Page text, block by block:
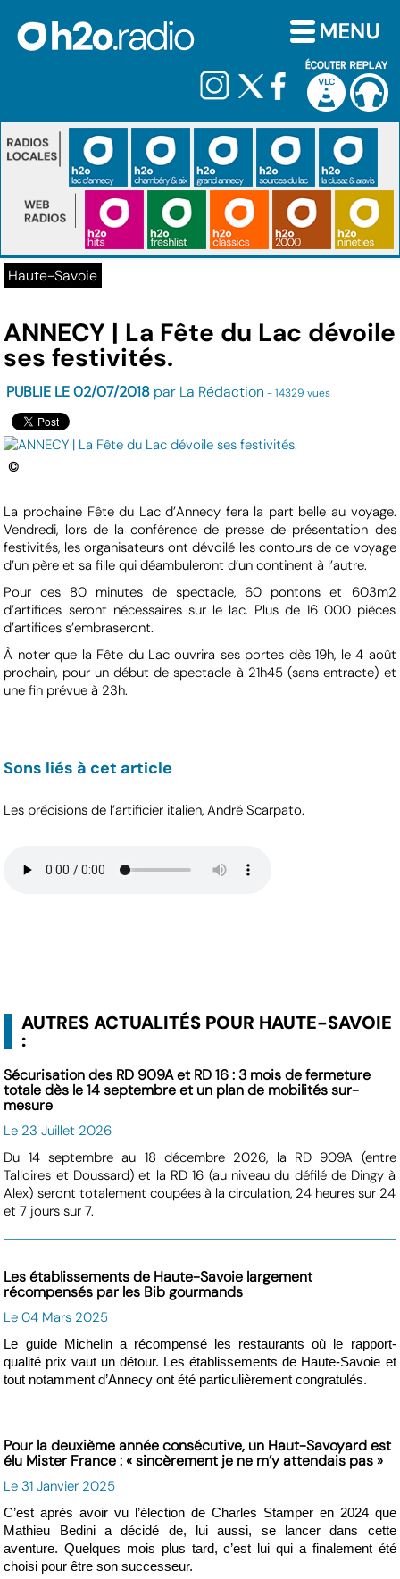
Haute-Savoie
ANNECY | La Fête du Lac dévoile
ses festivités.
PUBLIE LE 02/07/2018 par La Rédaction - 14329 vues
©
La prochaine Fête du Lac d’Annecy fera la part belle au voyage.
Vendredi, lors de la conférence de presse de présentation des
festivités, les organisateurs ont dévoilé les contours de ce voyage
d’un père et sa fille qui déambuleront d’un continent à l’autre.
Pour ces 80 minutes de spectacle, 60 pontons et 603m2
d’artifices seront nécessaires sur le lac. Plus de 16 000 pièces
d’artifices s’embraseront.
À noter que la Fête du Lac ouvrira ses portes dès 19h, le 4 août
prochain, pour un début de spectacle à 21h45 (sans entracte) et
une fin prévue à 23h.
Sons liés à cet article
Les précisions de l’artificier italien, André Scarpato.
AUTRES ACTUALITÉS POUR HAUTE-SAVOIE
:
Sécurisation des RD 909A et RD 16 : 3 mois de fermeture
totale dès le 14 septembre et un plan de mobilités sur-
mesure
Le 23 Juillet 2026
Du 14 septembre au 18 décembre 2026, la RD 909A (entre
Talloires et Doussard) et la RD 16 (au niveau du défilé de Dingy à
Alex) seront totalement coupées à la circulation, 24 heures sur 24
et 7 jours sur 7.
Les établissements de Haute-Savoie largement
récompensés par les Bib gourmands
Le 04 Mars 2025
Le guide Michelin a récompensé les restaurants où le rapport-
qualité prix vaut un détour. Les établissements de Haute-Savoie et
tout notamment d’Annecy ont été particulièrement congratulés.
Pour la deuxième année consécutive, un Haut-Savoyard est
élu Mister France : « sincèrement je ne m’y attendais pas »
Le 31 Janvier 2025
C’est après avoir vu l’élection de Charles Stamper en 2024 que
Mathieu Bedini a décidé de, lui aussi, se lancer dans cette
aventure. Quelques mois plus tard, c’est lui qui a finalement été
choisi pour être son successeur.